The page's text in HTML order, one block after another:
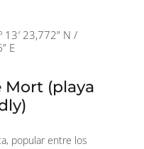
23,772” N /
E
Mort (playa
popular entre los